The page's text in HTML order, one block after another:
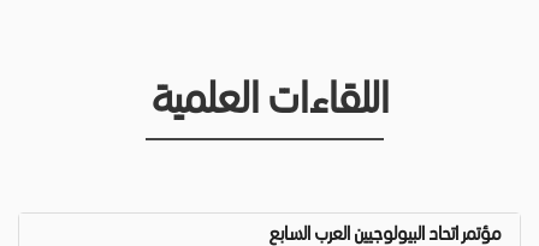
اللقاءات العلمية
مؤتمر اتحاد البيولوجيين العرب السابع